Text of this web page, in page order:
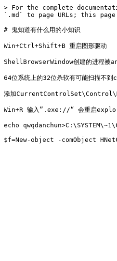
> For the complete
`.md` to page URLs; this
# 鬼知道有什么用的小知识
Win+Ctrl+Shift+B 重启图形驱动
ShellBrowserWindow创建的进程被
64位系统上的32位杀软有可能扫描
添加
Win+R 输入”.exe://“ 会重启
echo